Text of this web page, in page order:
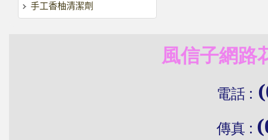
手工香柚清潔劑
風信子網路
電話 :
傳真 :